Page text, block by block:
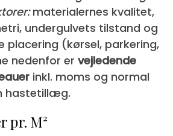
materialernes kvalitet,
undergulvets tilstand og
placering (kørsel, parkering,
nedenfor ervejledende
inkl. moms og normal
hastetillæg.
pr. M²